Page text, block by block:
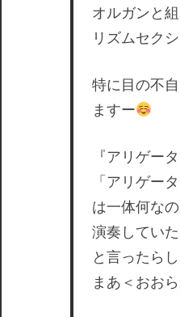
オルガンと組
リズムセク
特に目の不
ますー
『アリゲー
「アリゲー
は一体何な
演奏していた
と言ったら
まあ＜おお